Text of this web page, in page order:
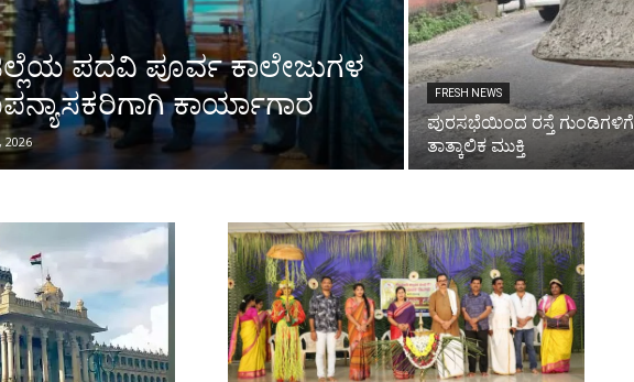
ಪದವಿ ಪೂರ್ವ ಕಾಲೇಜುಗಳ
ಕಾರ್ಯಾಗಾರ
2026
FRESH NEWS
ಪುರಸಭೆಯಿಂದ ರಸ್ತೆ ಗುಂಡಿಗಳಿಗೆ
ತಾತ್ಕಾಲಿಕ ಮುಕ್ತಿ